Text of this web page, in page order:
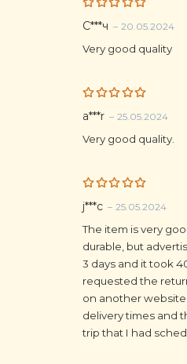
Rated5
С***ч – 20.05.2024
Very good quality
Rated 5
a***r – 25.05.2024
Very good quality.
Rated 5
out of 5
j***c – 25.05.2024
The item is very
durable, but
3 days and it took
requested the
on another
delivery times and
trip that I had